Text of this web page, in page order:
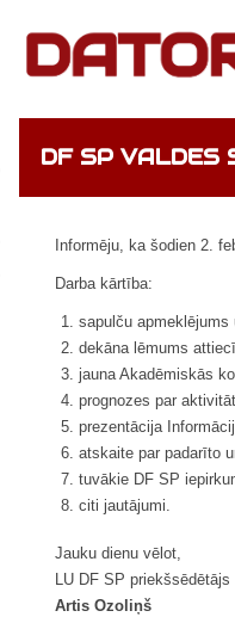
DF SP VALDES
Informēju, ka šodien 2.
Darba kārtība:
sapulču apmeklējums
dekāna lēmums
jauna Akadēmiskās
prognozes par
prezentācija
atskaite par padarīto
tuvākie DF SP
citi jautājumi.
Jauku dienu vēlot,
LU DF SP priekšsēdētājs
Artis Ozoliņš